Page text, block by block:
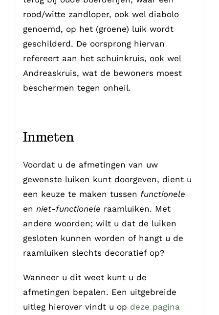
rood/witte zandloper, ook wel diabolo
genoemd, op het (groene) luik wordt
geschilderd. De oorsprong hiervan
refereert aan het schuinkruis, ook wel
Andreaskruis, wat de bewoners moest
beschermen tegen onheil.
Inmeten
Voordat u de afmetingen van uw
gewenste luiken kunt doorgeven, dient u
een keuze te maken tussen functionele
en niet-functionele raamluiken. Met
andere woorden; wilt u dat de luiken
gesloten kunnen worden of hangt u de
raamluiken slechts decoratief op?
Wanneer u dit weet kunt u de
afmetingen bepalen. Een uitgebreide
uitleg hierover vindt u op deze pagina